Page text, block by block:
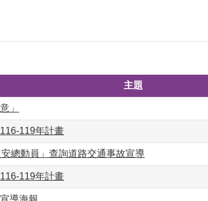
主題
」
119年計畫
總動員」查詢道路交通事故宣導
119年計畫
導海報